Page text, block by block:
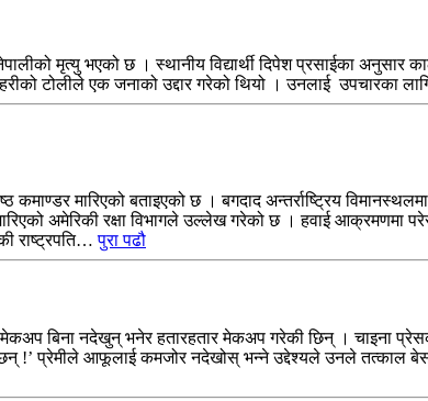
मृत्यु भएको छ । स्थानीय विद्यार्थी दिपेश प्रसाईका अनुसार
टोलीले एक जनाको उद्दार गरेको थियो । उनलाई उपचारका
मारिएको बताइएको छ । बगदाद अन्तर्राष्ट्रिय
अमेरिकी रक्षा विभागले उल्लेख गरेको छ । हवाई
राष्ट्रपति…पुरा पढौ
मेकअप बिना नदेखुन् भनेर हतारहतार मेकअप गरेकी छिन् । चाइना
!’ प्रेमीले आफूलाई कमजोर नदेखोस् भन्ने उद्देश्यले उनले तत्काल